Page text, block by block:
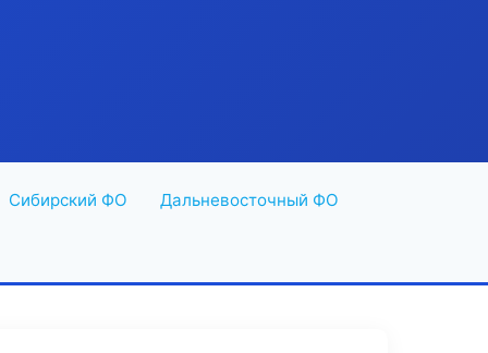
Сибирский ФО Дальневосточный ФО